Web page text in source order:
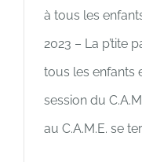
à tous les
2023 – La p’tite
tous les enfants
session du
au C.A.M.E. se